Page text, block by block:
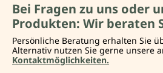
Bei Fragen zu uns oder
Produkten: Wir beraten
Persönliche Beratung erhalten Sie
Alternativ nutzen Sie gerne unsere
Kontaktmöglichkeiten.